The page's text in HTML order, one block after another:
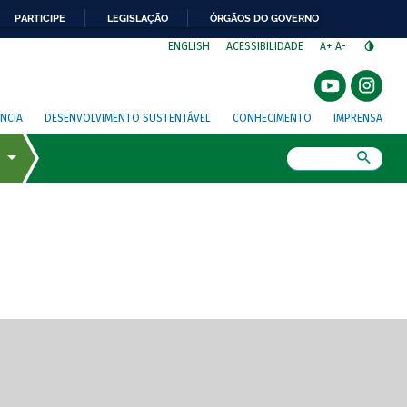
PARTICIPE LEGISLAÇÃO ÓRGÃOS DO GOVERNO
ENGLISH ACESSIBILIDADE A+ A-
DESENVOLVIMENTO SUSTENTÁVEL CONHECIMENTO IMPRENSA
de tela